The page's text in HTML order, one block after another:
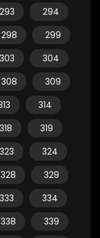
293
294
298
299
303
304
308
309
314
318
319
323
324
328
329
333
334
338
339